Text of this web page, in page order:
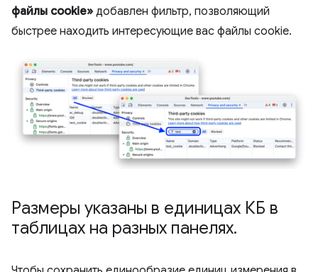
файлы cookie» добавлен фильтр, позволяющий
быстрее находить интересующие вас файлы cookie.
Размеры указаны в единицах КБ в
таблицах на разных панелях.